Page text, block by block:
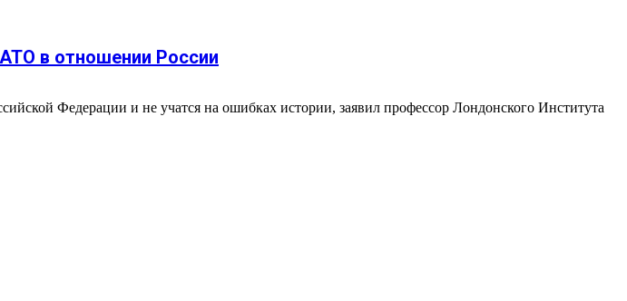
в отношении России
Федерации и не учатся на ошибках истории, заявил профессор Лондонского Института